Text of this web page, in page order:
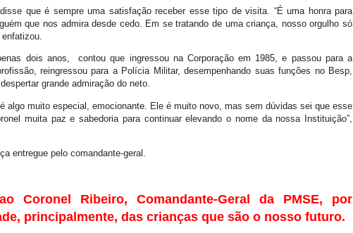
que é sempre uma satisfação receber esse tipo de visita. “É uma honra para
que nos admira desde cedo. Em se tratando de uma criança, nosso orgulho só
dois anos, contou que ingressou na Corporação em 1985, e passou para a
reingressou para a Polícia Militar, desempenhando suas funções no Besp,
grande admiração do neto.
algo muito especial, emocionante. Ele é muito novo, mas sem dúvidas sei que esse
muita paz e sabedoria para continuar elevando o nome da nossa Instituição”,
entregue pelo comandante-geral.
Coronel Ribeiro, Comandante-Geral da PMSE, por
principalmente, das crianças que são o nosso futuro.